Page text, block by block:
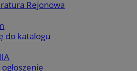
Rejonowa
do katalogu